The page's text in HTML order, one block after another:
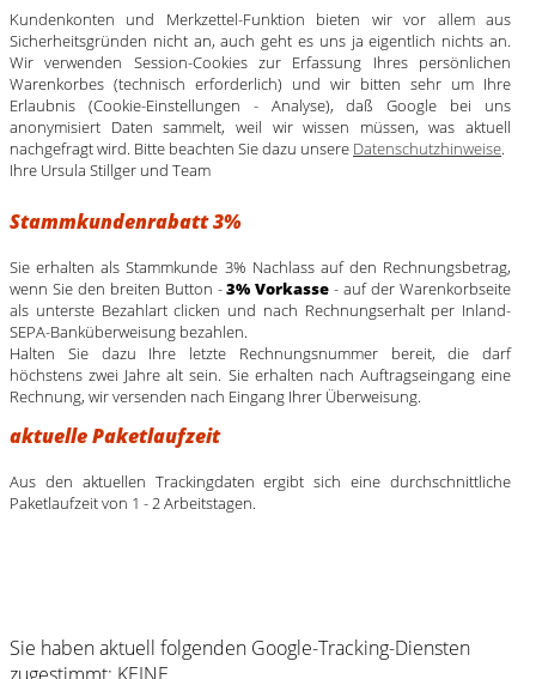
Kundenkonten und Merkzettel-Funktion bieten wir vor allem aus
Sicherheitsgründen nicht an, auch geht es uns ja eigentlich nichts an.
Wir verwenden Session-Cookies zur Erfassung Ihres persönlichen
Warenkorbes (technisch erforderlich) und wir bitten sehr um Ihre
Erlaubnis (Cookie-Einstellungen - Analyse), daß Google bei uns
anonymisiert Daten sammelt, weil wir wissen müssen, was aktuell
nachgefragt wird. Bitte beachten Sie dazu unsere Datenschutzhinweise.
Ihre Ursula Stillger und Team
Stammkundenrabatt 3%
Sie erhalten als Stammkunde 3% Nachlass auf den Rechnungsbetrag,
wenn Sie den breiten Button -3% Vorkasse - auf der Warenkorbseite
als unterste Bezahlart clicken und nach Rechnungserhalt per Inland-
SEPA-Banküberweisung bezahlen.
Halten Sie dazu Ihre letzte Rechnungsnummer bereit, die darf
höchstens zwei Jahre alt sein. Sie erhalten nach Auftragseingang eine
Rechnung, wir versenden nach Eingang Ihrer Überweisung.
aktuelle Paketlaufzeit
Aus den aktuellen Trackingdaten ergibt sich eine durchschnittliche
Paketlaufzeit von 1 - 2 Arbeitstagen.
Sie haben aktuell folgenden Google-Tracking-Diensten